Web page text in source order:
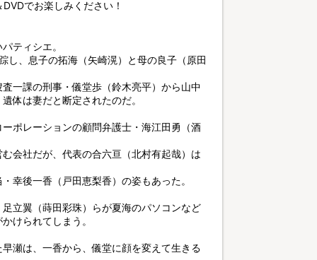
でお楽しみください！
ティシエ。
し、息子の拓海（矢崎滉）と母の良子（原田
一課の刑事・儀堂歩（鈴木亮平）から山中
体は妻だと断定されたのだ。
ポレーションの顧問弁護士・海江田勇（酒
会社だが、代表の合六亘（北村有起哉）は
幸後一香（戸田恵梨香）の姿もあった。
立翼（蒔田彩珠）らが夏海のパソコンなど
けられてしまう。
瀬は、一香から、儀堂に顔を変えて生きる